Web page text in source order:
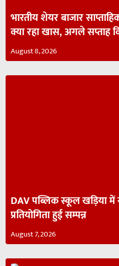
भारतीय शेयर बाजार
क्या रहा खास, अगले सप्ताह
August 8, 2026
DAV पब्लिक स्कूल खड़िया में
प्रतियोगिता हुई सम्पन्न
August 7, 2026